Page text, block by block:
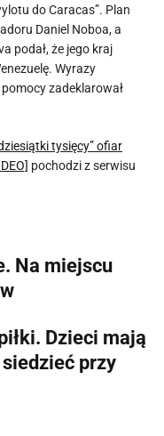
do Caracas”. Plan
Daniel Noboa, a
podał, że jego kraj
Wyrazy
zadeklarował
tysięcy” ofiar
pochodzi z serwisu
Na miejscu
Dzieci mają
przy